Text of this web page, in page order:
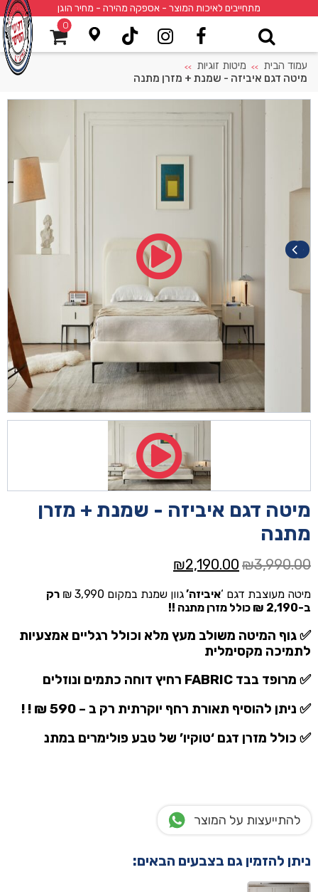
מתחייבים לאיכות המוצר - אספקה מהירה - מחיר הוגן
0
עמוד הבית >> מיטות זוגיות >>
מיטה דגם איביזה ‎‏- שמנת + מזרן מתנה
מיטה דגם איביזה ‎‏- שמנת + מזרן
מתנה
₪3,990.00
המחיר
היה:
₪3,990.00.
₪2,190.00
הוא:
₪2,190.00.
מיטה מעוצבת דגם ‘איביזה’גוון שמנת במקום 3,990 ₪
רק
ב-2,190 ₪ כולל מזרן מתנה !!
✅ גוף המיטה משולב מעץ מלא וכולל רגליים אמצעיות
לתמיכה מקסימלית
✅ מרופד בבד FABRIC רחיץ דוחה כתמים ונוזלים
✅ ניתן להוסיף תאורת רחף יוקרתית רק ב – 590 ₪ ! !
✅ כולל מזרן דגם ‘טוקיו’ של טבע פולימרים במתנ
להתייעצות על המוצר
ניתן להזמין גם בצבעים הבאים: